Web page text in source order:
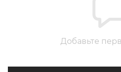
Добавьте